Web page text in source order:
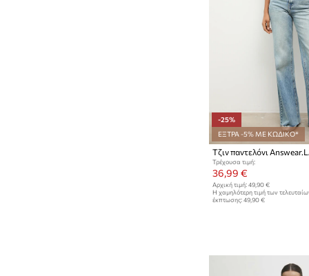
-25%
ΕΞΤΡΑ -5% ΜΕ ΚΩΔΙΚΟ*
Τζιν παντελόνι
Τρέχουσα τιμή:
36,99 €
Αρχική τιμή: 49,90 €
Η χαμηλότερη τιμή των
έκπτωσης: 49,90 €